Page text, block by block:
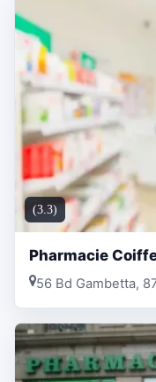
(3.3)
Pharmacie
56 Bd Gambetta,